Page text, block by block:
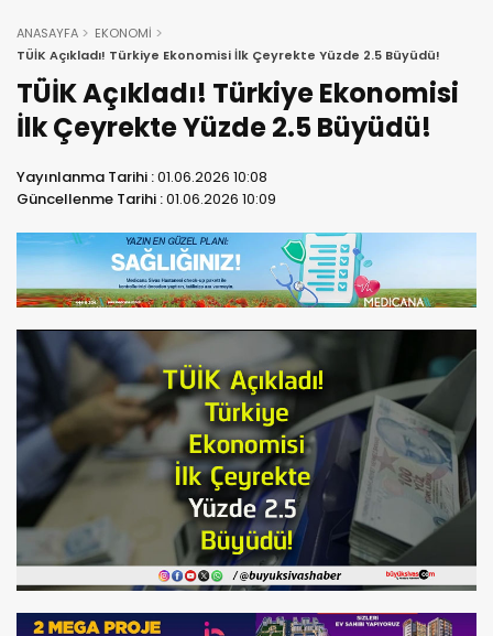
ANASAYFA
EKONOMİ
TÜİK Açıkladı! Türkiye Ekonomisi İlk Çeyrekte Yüzde 2.5 Büyüdü!
TÜİK Açıkladı! Türkiye Ekonomisi
İlk Çeyrekte Yüzde 2.5 Büyüdü!
Yayınlanma Tarihi :01.06.2026 10:08
Güncellenme Tarihi :01.06.2026 10:09